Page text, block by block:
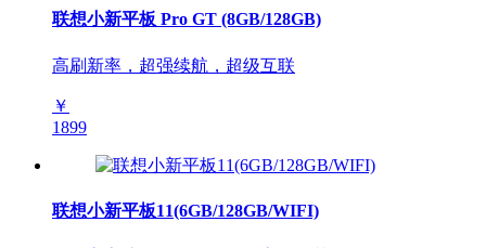
联想小新平板 Pro GT (8GB/128GB)
高刷新率，超强续航，超级互联
￥
1899
联想小新平板11(6GB/128GB/WIFI)